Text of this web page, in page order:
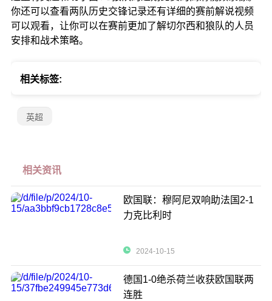
你还可以查看两队历史交锋记录还有详细的赛前解说视频
可以观看，让你可以在赛前更加了解切尔西和狼队的人员
安排和战术策略。
相关标签:
英超
相关资讯
欧国联：穆阿尼双响助法国2-1
力克比利时
2024-10-15
德国1-0绝杀荷兰收获欧国联两
连胜